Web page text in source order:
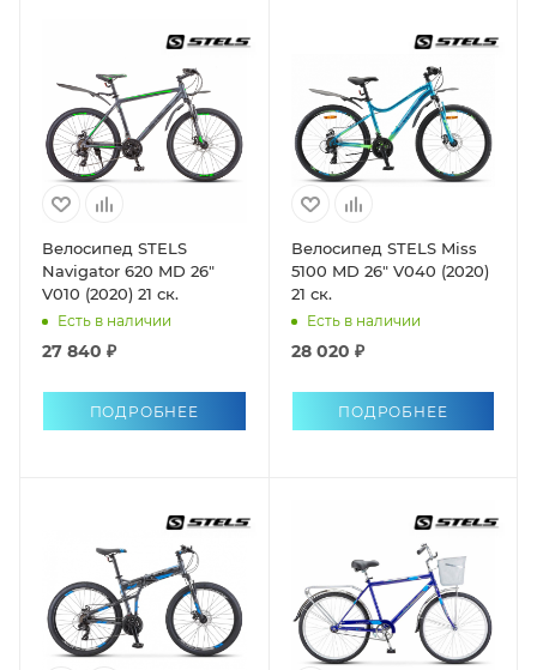
Велосипед STELS
Navigator 620 MD 26"
V010 (2020) 21 ск.
Есть в наличии
27 840 ₽
ПОДРОБНЕЕ
Велосипед STELS Miss
5100 MD 26" V040 (2020)
21 ск.
Есть в наличии
28 020 ₽
ПОДРОБНЕЕ